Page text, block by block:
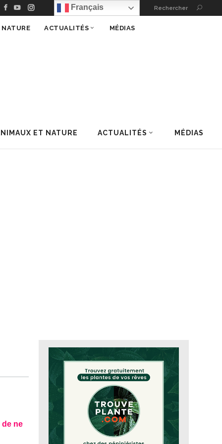
100 % Nature Français Rechercher
ET NATURE ACTUALITÉS MÉDIAS
ACTUALITÉS MÉDIAS
de ne